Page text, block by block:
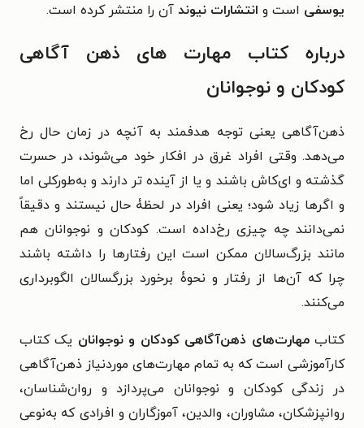
یوسفی است و انتشارات نیوند آن را منتشر کرده است.
درباره کتاب مهارت های ذهن آگاهی
کودکان و نوجوانان
ذهن‌آگاهی یعنی توجه هدفمند به آنچه در زمان حال رخ
می‌دهد. وقتی افراد غرق در افکار خود می‌شوند، در حسرت
گذشته و ای‌کاش باشند و یا از آینده تر دارند و به‌طورکلی اما
و اگرها زیاد شود؛ یعنی افراد در لحظۀ حال نیستند و دقیقاً
نمی‌دانند چه چیزی رخ‌داده است. کودکان و نوجوانان هم
مانند بزرگ‌سالان ممکن است این رفتارها را داشته باشند
چرا که آن‌ها از رفتار و نحوۀ برخورد بزرگسالان الگوبرداری
می‌کنند.
کتابمهارت‌های ذهن‌آگاهی کودکان و نوجوانان یک کتاب
کارآموزشی است که به تمام مهارت‌های موردنیاز ذهن‌آگاهی
در زندگی کودکان و نوجوانان می‌پردازد و روان‌شناسان،
روانپزشکان، مشاوران، والدین، آموزگاران و افرادی که به‌نوعی